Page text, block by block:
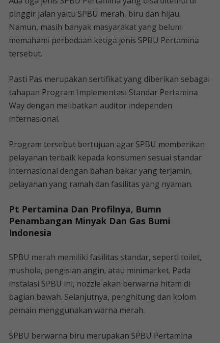
pinggir jalan yaitu SPBU merah, biru dan hijau.
Namun, masih banyak masyarakat yang belum
memahami perbedaan ketiga jenis SPBU Pertamina
tersebut.
Pasti Pas merupakan sertifikat yang diberikan sebagai
tahapan Program Implementasi Standar Pertamina
Way dengan melibatkan auditor independen
internasional.
Program tersebut bertujuan agar SPBU memberikan
pelayanan terbaik kepada konsumen sesuai standar
internasional dengan bahan bakar yang terjamin,
pelayanan yang ramah dan fasilitas yang nyaman.
Pt Pertamina Dan Profilnya, Bumn
Penambangan Minyak Dan Gas Bumi
Indonesia
SPBU merah memiliki fasilitas standar, seperti toilet,
mushola, pengisian angin, atau minimarket. Pada
instalasi SPBU ini, nozzle akan berwarna hitam di
bagian bawah. Selanjutnya, penghitung dan kolom
pemain menggunakan warna merah.
SPBU berwarna biru merupakan SPBU Pertamina